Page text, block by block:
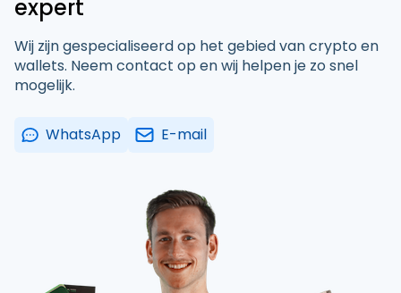
expert
Wij zijn gespecialiseerd op het gebied van crypto en
wallets. Neem contact op en wij helpen je zo snel
mogelijk.
WhatsApp E-mail